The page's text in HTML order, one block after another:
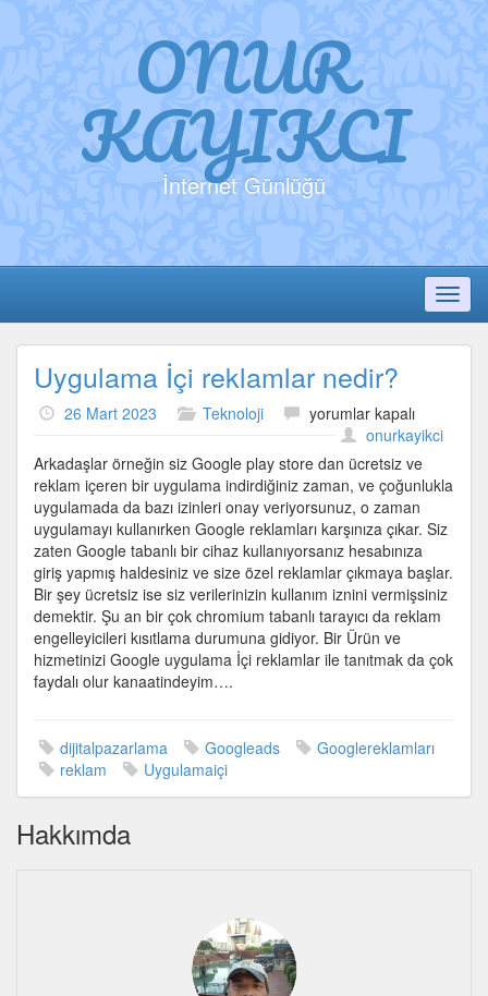
ONUR
KAYIKCI
İnternet Günlüğü
Uygulama İçi reklamlar nedir?
26 Mart 2023 Teknoloji
Uygulama
reklamlar
nedir?
için
yorumlar kapalı
onurkayikci
Arkadaşlar örneğin siz Google play store dan ücretsiz ve
reklam içeren bir uygulama indirdiğiniz zaman, ve çoğunlukla
uygulamada da bazı izinleri onay veriyorsunuz, o zaman
uygulamayı kullanırken Google reklamları karşınıza çıkar. Siz
zaten Google tabanlı bir cihaz kullanıyorsanız hesabınıza
giriş yapmış haldesiniz ve size özel reklamlar çıkmaya başlar.
Bir şey ücretsiz ise siz verilerinizin kullanım iznini vermişsiniz
demektir. Şu an bir çok chromium tabanlı tarayıcı da reklam
engelleyicileri kısıtlama durumuna gidiyor. Bir Ürün ve
hizmetinizi Google uygulama İçi reklamlar ile tanıtmak da çok
faydalı olur kanaatindeyim….
dijitalpazarlama Googleads
Googlereklamları
reklam
Uygulamaiçi
Hakkımda